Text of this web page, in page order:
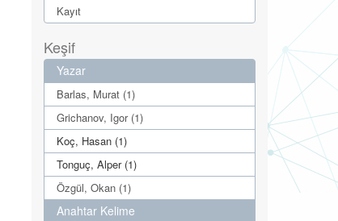
Kayıt
Keşif
Yazar
Barlas, Murat (1)
Grichanov, Igor (1)
Koç, Hasan (1)
Tonguç, Alper (1)
Özgül, Okan (1)
Anahtar Kelime